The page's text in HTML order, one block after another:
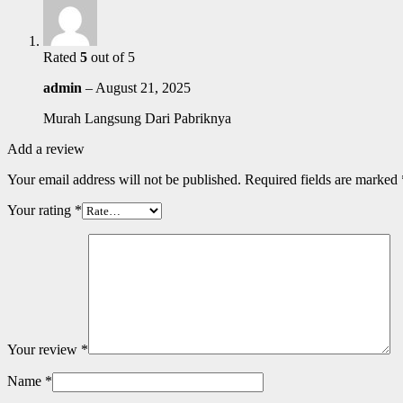
Rated 5 out of 5
admin – August 21, 2025
Murah Langsung Dari Pabriknya
Add a review
Your email address will not be published. Required fields are marked
Your rating *
Your review *
Name *